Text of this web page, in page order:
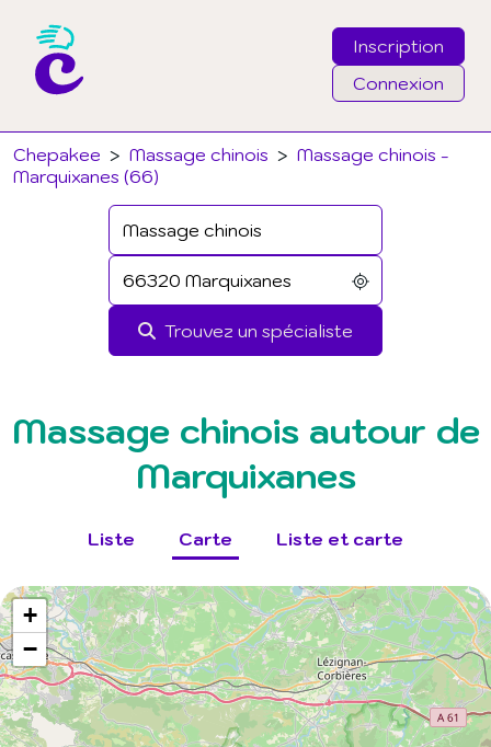
Inscription
Connexion
Chepakee > Massage chinois > Massage chinois -
Marquixanes (66)
Trouvez un spécialiste
Email
Mot de passe
J'ai oublié mon mot de passe
Connexion
Massage chinois autour de
Marquixanes
Liste Carte Liste et carte
+
−